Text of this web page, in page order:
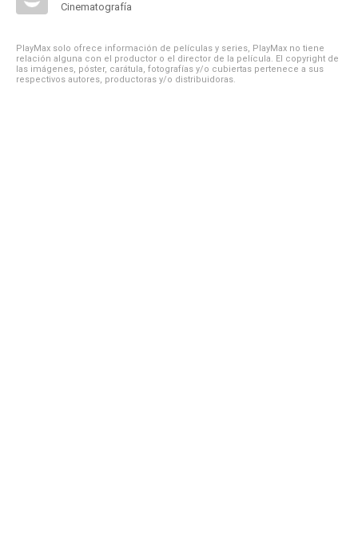
Cinematografía
PlayMax solo ofrece información de películas y series, PlayMax no tiene
relación alguna con el productor o el director de la película. El copyright de
las imágenes, póster, carátula, fotografías y/o cubiertas pertenece a sus
respectivos autores, productoras y/o distribuidoras.